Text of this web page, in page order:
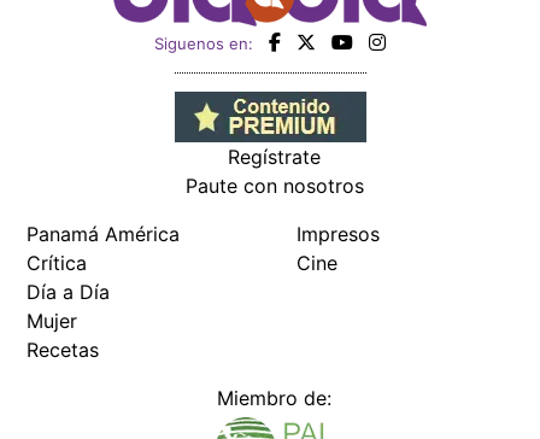
Siguenos en:
Regístrate
Paute con nosotros
Panamá América
Crítica
Día a Día
Mujer
Recetas
Impresos
Cine
Miembro de: